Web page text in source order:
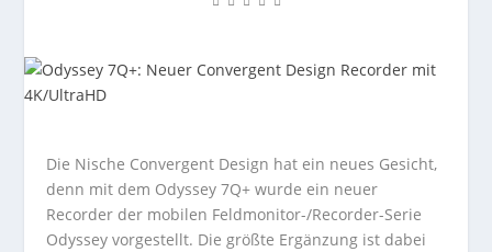
Die Nische Convergent Design hat ein neues Gesicht,
denn mit dem Odyssey 7Q+ wurde ein neuer
Recorder der mobilen Feldmonitor-/Recorder-Serie
Odyssey vorgestellt. Die größte Ergänzung ist dabei